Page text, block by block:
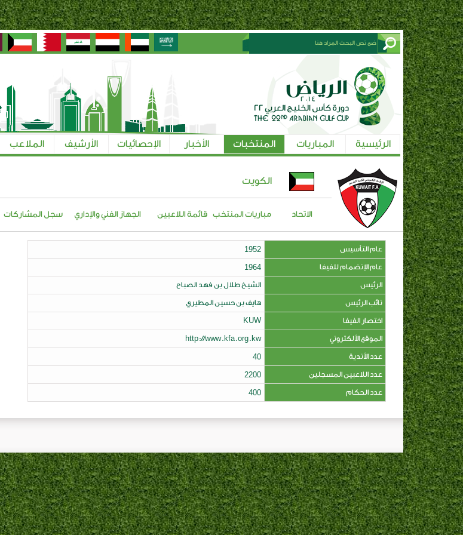
الرئيسية المباريات المنتخبات الأخبار الإحصائيات الأرشيف الملاعب
الكويت
الاتحاد مباريات المنتخب قائمة اللاعبين الجهاز الفني والإداري سجل المشاركات
عام التأسيس 1952
عام الإنضمام للفيفا 1964
الرئيس الشيخ طلال بن فهد الصباح
نائب الرئيس هايف بن حسين المطيري
اختصار الفيفا KUW
الموقع الألكتروني http://www.kfa.org.kw
عدد الأندية 40
عدد اللاعبين المسجلين 2200
عدد الحكام 400